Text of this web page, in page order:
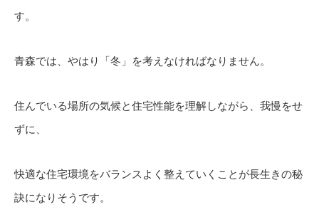
す。
青森では、やはり「冬」を考えなければなりません。
住んでいる場所の気候と住宅性能を理解しながら、我慢をせ
ずに、
快適な住宅環境をバランスよく整えていくことが長生きの秘
訣になりそうです。